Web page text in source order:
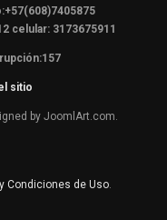
celular: 3173675911
sitio
by JoomlArt.com.
Condiciones de Uso.